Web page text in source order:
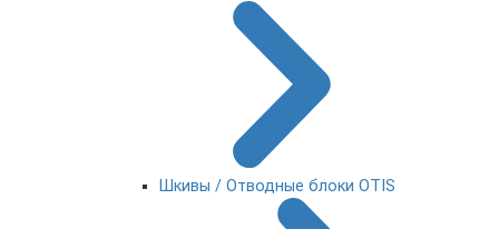
Шкивы / Отводные блоки OTIS